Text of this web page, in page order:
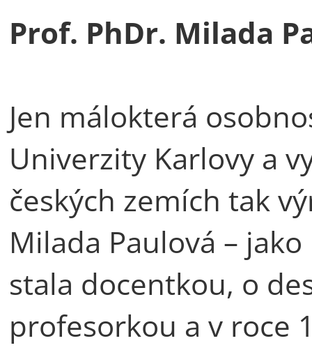
Prof. PhDr. Milada
Jen málokterá
Univerzity Karlovy a
českých zemích tak
Milada Paulová –
stala docentkou, o
profesorkou a v roce